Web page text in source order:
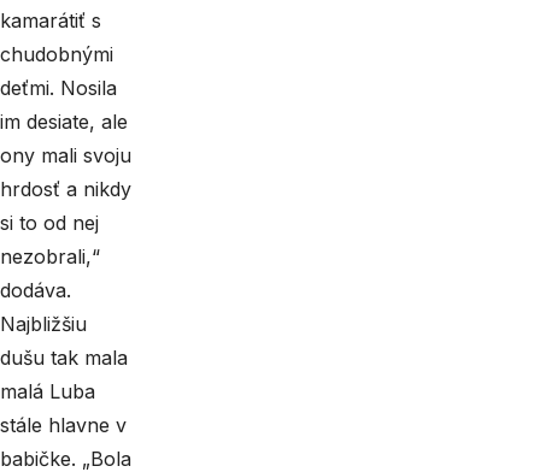
kamarátiť s
chudobnými
deťmi. Nosila
im desiate, ale
ony mali svoju
hrdosť a nikdy
si to od nej
nezobrali,“
dodáva.
Najbližšiu
dušu tak mala
malá Luba
stále hlavne v
babičke. „Bola